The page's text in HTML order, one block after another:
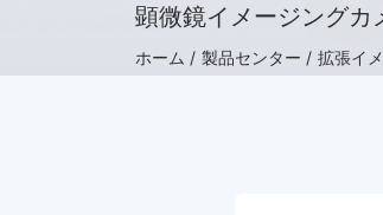
顕微鏡イメージングカ
ホーム / 製品センター / 拡張イ